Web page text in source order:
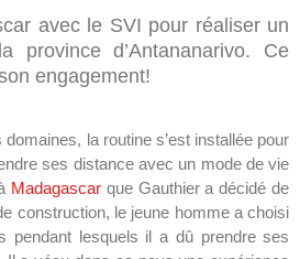
avec le SVI pour réaliser un
d’Antananarivo. Ce
engagement!
la routine s’est installée pour
ses distance avec un mode de vie
Madagascarque Gauthier a décidé de
construction, le jeune homme a choisi
pendant lesquels il a dû prendre ses